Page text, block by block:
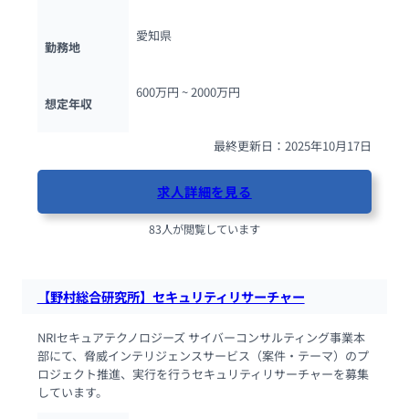
勤務地
愛知県
想定年収
600万円 ~ 2000万円
最終更新日：2025年10月17日
求人詳細を見る
83人が閲覧しています
【野村総合研究所】セキュリティリサーチャー
NRIセキュアテクノロジーズ サイバーコンサルティング事業本
部にて、脅威インテリジェンスサービス（案件・テーマ）のプ
ロジェクト推進、実行を行うセキュリティリサーチャーを募集
しています。